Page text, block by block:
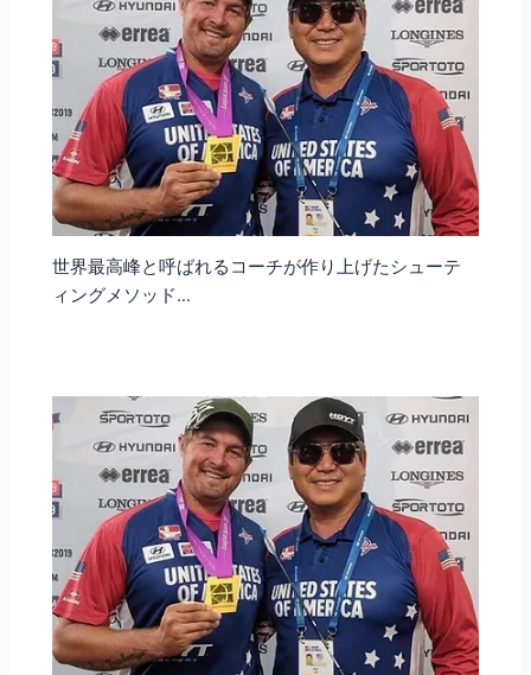
世界最高峰と呼ばれるコーチが作り上げたシューテ
ィングメソッド…